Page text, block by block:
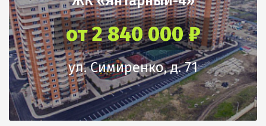
от 2 840 000 ₽
ул. Симиренко, д. 71